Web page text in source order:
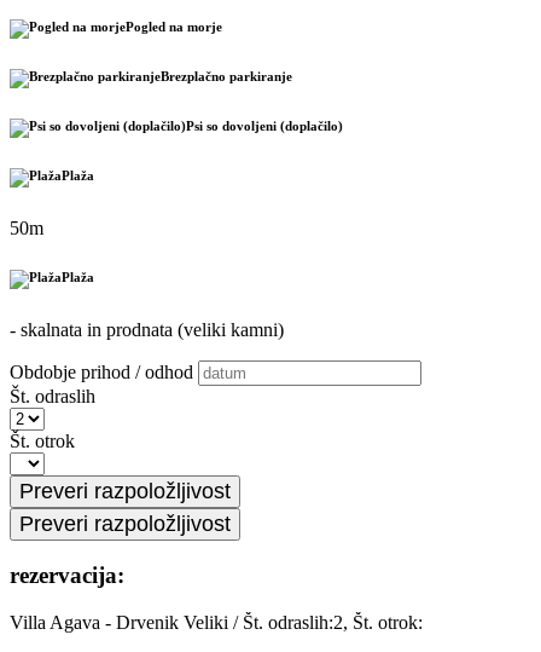
Pogled na morje
Brezplačno parkiranje
Psi so dovoljeni (doplačilo)
Plaža
50m
Plaža
- skalnata in prodnata (veliki kamni)
Obdobje prihod / odhod
Št. odraslih
Št. otrok
rezervacija:
Villa Agava - Drvenik Veliki / Št. odraslih:2, Št. otrok: